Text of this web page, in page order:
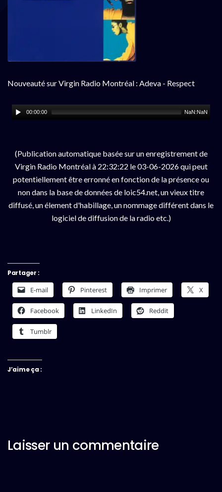
Nouveauté sur Virgin Radio Montréal : Adeva - Respect
00:00:00 NaN:NaN
(Publication automatique basée sur un enregistrement de
Virgin Radio Montréal à 22:32:22 le 03-06-2026 qui peut
potentiellement être erronné en fonction de la présence ou
non dans la base de données de loic54.net, un vieux titre
diffusé, un élement d'habillage, un nommage différent dans le
logiciel de diffusion de la radio etc.)
Partager :
E-mail Pinterest Imprimer X
Facebook LinkedIn Reddit
Tumblr
J’aime ça :
Laisser un commentaire